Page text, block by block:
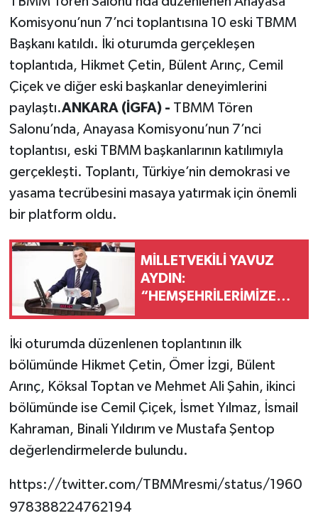
Komisyonu’nun 7’nci toplantısına 10 eski TBMM
Başkanı katıldı. İki oturumda gerçekleşen
toplantıda, Hikmet Çetin, Bülent Arınç, Cemil
Çiçek ve diğer eski başkanlar deneyimlerini
paylaştı.ANKARA (İGFA) - TBMM Tören
Salonu’nda, Anayasa Komisyonu’nun 7’nci
toplantısı, eski TBMM başkanlarının katılımıyla
gerçekleşti. Toplantı, Türkiye’nin demokrasi ve
yasama tecrübesini masaya yatırmak için önemli
bir platform oldu.
MİLLETVEKİLİ YAVUZ
AYDIN:
“HEMŞEHRİLERİMİZE
İki oturumda düzenlenen toplantının ilk
bölümünde Hikmet Çetin, Ömer İzgi, Bülent
Arınç, Köksal Toptan ve Mehmet Ali Şahin, ikinci
bölümünde ise Cemil Çiçek, İsmet Yılmaz, İsmail
Kahraman, Binali Yıldırım ve Mustafa Şentop
değerlendirmelerde bulundu.
https://twitter.com/TBMMresmi/status/1960
978388224762194